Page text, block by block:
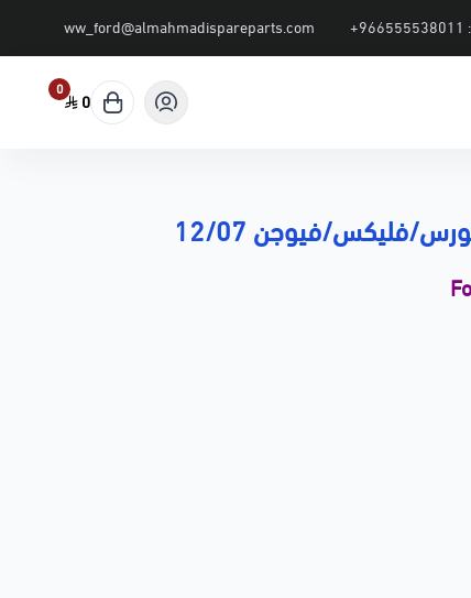
+966555538011
ww_ford@almahmadispareparts.com
0
0
فليكس/فيوجن 12/07